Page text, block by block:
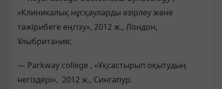
«Клиникалық нұсқауларды әзірлеу және
тәжірибеге еңгізу», 2012 ж., Лондон,
Ұлыбритания;
— Parkway college , «Ұқсастырып оқытудың
негіздері», 2012 ж., Сингапур.